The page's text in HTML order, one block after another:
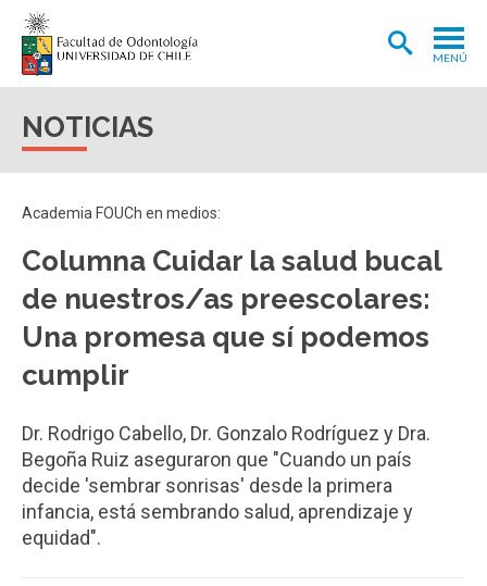
MENÚ
INTERNACIONAL
FACULTAD
ESTUDIANTES ACADÉMICOS
FUNCIONARIOS
NOTICIAS
Academia FOUCh en medios:
Columna Cuidar la salud bucal
de nuestros/as preescolares:
Una promesa que sí podemos
cumplir
Dr. Rodrigo Cabello, Dr. Gonzalo Rodríguez y Dra.
Begoña Ruiz aseguraron que "Cuando un país
decide 'sembrar sonrisas' desde la primera
infancia, está sembrando salud, aprendizaje y
equidad".